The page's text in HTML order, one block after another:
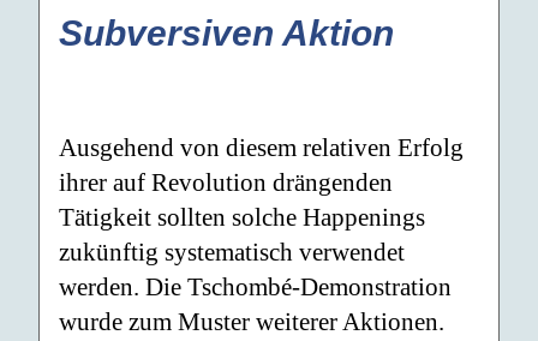
Subversiven Aktion
Ausgehend von diesem relativen Erfolg
ihrer auf Revolution drängenden
Tätigkeit sollten solche Happenings
zukünftig systematisch verwendet
werden. Die Tschombé-Demonstration
wurde zum Muster weiterer Aktionen.